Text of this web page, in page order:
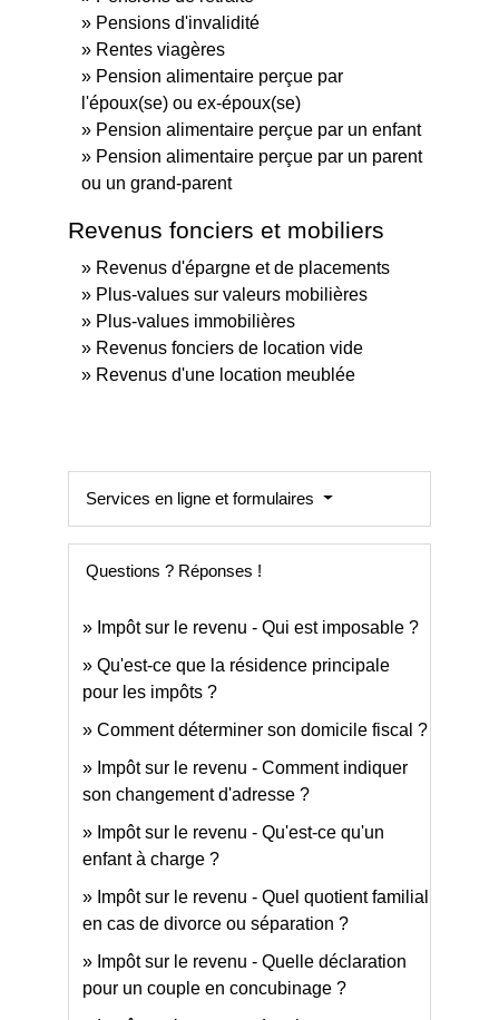
Pensions d'invalidité
Rentes viagères
Pension alimentaire perçue par
l'époux(se) ou ex-époux(se)
Pension alimentaire perçue par un enfant
Pension alimentaire perçue par un parent
ou un grand-parent
Revenus fonciers et mobiliers
Revenus d'épargne et de placements
Plus-values sur valeurs mobilières
Plus-values immobilières
Revenus fonciers de location vide
Revenus d'une location meublée
Services en ligne et formulaires
Questions ? Réponses !
Impôt sur le revenu - Qui est imposable ?
Qu'est-ce que la résidence principale
pour les impôts ?
Comment déterminer son domicile fiscal ?
Impôt sur le revenu - Comment indiquer
son changement d'adresse ?
Impôt sur le revenu - Qu'est-ce qu'un
enfant à charge ?
Impôt sur le revenu - Quel quotient familial
en cas de divorce ou séparation ?
Impôt sur le revenu - Quelle déclaration
pour un couple en concubinage ?